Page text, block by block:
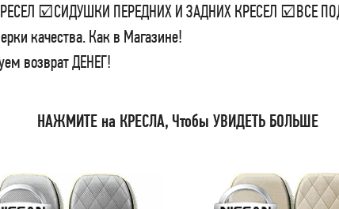
☑СИДУШКИ ПЕРЕДНИХ И ЗАДНИХ КРЕСЕЛ ☑ВСЕ
качества. Как в Магазине!
возврат ДЕНЕГ!
НАЖМИТЕ на КРЕСЛА, Чтобы УВИДЕТЬ БОЛЬШЕ